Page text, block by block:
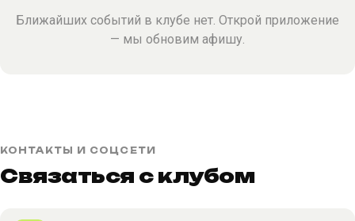
Ближайших событий в клубе нет. Открой приложение
— мы обновим афишу.
КОНТАКТЫ И СОЦСЕТИ
Связаться с клубом